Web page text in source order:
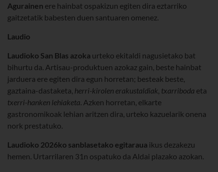
Agurainen ere hainbat ospakizun egiten dira eztarriko
gaitzetatik babesten duen santuaren omenez.
Laudio
Laudioko San Blas azoka urteko ekitaldi nagusietako bat
bihurtu da. Artisau-produktuen azokaz gain, beste hainbat
jarduera ere egiten dira egun horretan; besteak beste,
gaztaina-dastaketa, herri-kirolen erakustaldiak, txarriboda eta
txerri-hanken lehiaketa. Azken horretan, elkarte
gastronomikoak lehian aritzen dira, urteko kazuelarik onena
nork prestatuko.
Laudioko 2026ko sanblasetako egitaraua ikus dezakezu
hemen. Urtarrilaren 31n ospatuko da Aldai plazako azokan.